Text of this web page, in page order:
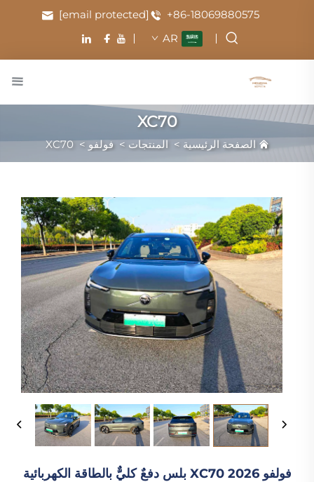
+86-18069880575
[email protected]
AR
XC70
الصفحة الرئيسية > المنتجات >فولفو>
XC70
فولفو XC70 2026 بلس دفعٌ كليٌّ بالطاقة الكهربائية